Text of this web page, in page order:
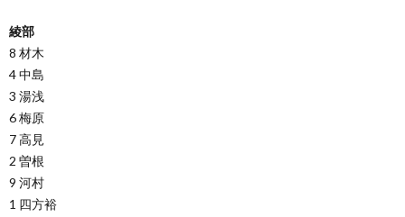
綾部
8 材木
4 中島
3 湯浅
6 梅原
7 高見
2 曽根
9 河村
1 四方裕